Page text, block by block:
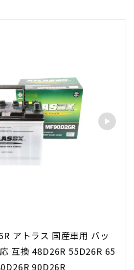
アトラス 国産車用 バッ
互換 48D26R 55D26R 65
90D26R